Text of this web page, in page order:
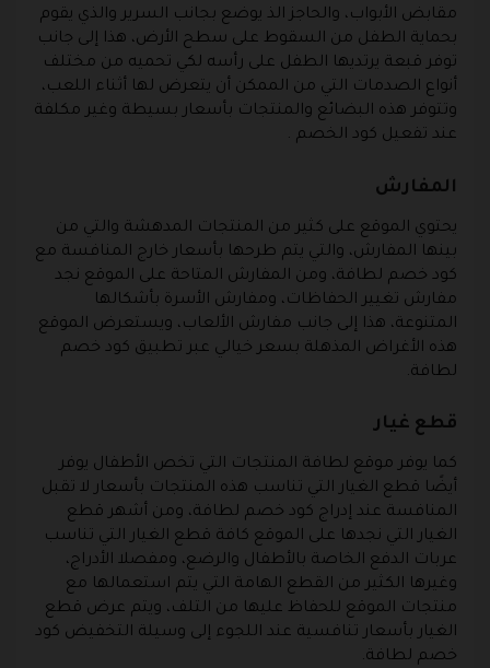
مقابض الأبواب، والحاجز الذ يوضع بجانب السرير والذي يقوم
بحماية الطفل من السقوط على سطح الأرض، هذا إلى جانب
توفر قبعة يرتديها الطفل على رأسه لكي تحميه من مختلف
أنواع الصدمات التي من الممكن أن يتعرض لها أثناء اللعب،
وتتوفر هذه البضائع والمنتجات بأسعار بسيطة وغير مكلفة
عند تفعيل كود الخصم .
المفارش
يحتوي الموقع على كثير من المنتجات المدهشة والتي من
بينها المفارش، والتي يتم طرحها بأسعار خارج المنافسة مع
كود خصم لطافة، ومن المفارش المتاحة على الموقع نجد
مفارش تغيير الحفاظات، ومفارش الأسرة بأشكالها
المتنوعة، هذا إلى جانب مفارش الألعاب، ويستعرض الموقع
هذه الأغراض المذهلة بسعر خيالي عبر تطبيق كود خصم
لطافة.
قطع غيار
كما يوفر موقع لطافة المنتجات التي تخص الأطفال يوفر
أيضًا قطع الغيار التي تناسب هذه المنتجات بأسعار لا تقبل
المنافسة عند إدراج كود خصم لطافة، ومن أشهر قطع
الغيار التي نجدها على الموقع كافة قطع الغيار التي تناسب
عربات الدفع الخاصة بالأطفال والرضع، ومفصلا الأدراج،
وغيرها الكثير من القطع الهامة التي يتم استعمالها مع
منتجات الموقع للحفاظ عليها من التلف، ويتم عرض قطع
الغيار بأسعار تنافسية عند اللجوء إلى وسيلة التخفيض كود
خصم لطافة.